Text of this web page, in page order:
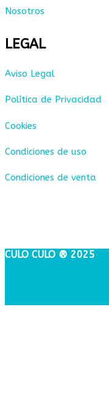
Nosotros
LEGAL
Aviso Legal
Política de Privacidad
Cookies
Condiciones de uso
Condiciones de venta
CULO CULO ® 2025